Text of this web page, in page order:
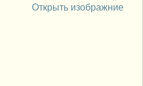
Открыть изображние